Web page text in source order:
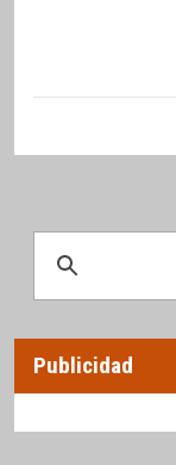
Publicidad